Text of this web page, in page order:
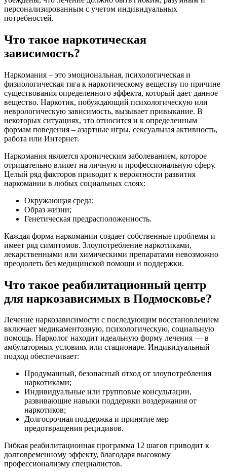
персонализированным с учетом индивидуальных
потребностей.
Что такое наркотическая
зависимость?
Наркомания – это эмоциональная, психологическая и
физиологическая тяга к наркотическому веществу по причине
существования определенного эффекта, который дает данное
вещество. Наркотик, побуждающий психологическую или
неврологическую зависимость, вызывает привыкание. В
некоторых ситуациях, это относится и к определенным
формам поведения – азартные игры, сексуальная активность,
работа или Интернет.
Наркомания является хроническим заболеванием, которое
отрицательно влияет на личную и профессиональную сферу.
Целый ряд факторов приводит к вероятности развития
наркомании в любых социальных слоях:
Окружающая среда;
Образ жизни;
Генетическая предрасположенность.
Каждая форма наркомании создает собственные проблемы и
имеет ряд симптомов. Злоупотребление наркотиками,
лекарственными или химическими препаратами невозможно
преодолеть без медицинской помощи и поддержки.
Что такое реабилитационный центр
для наркозависимых в Подмосковье?
Лечение наркозависимости с последующим восстановлением
включает медикаментозную, психологическую, социальную
помощь. Нарколог находит идеальную форму лечения — в
амбулаторных условиях или стационаре. Индивидуальный
подход обеспечивает:
Продуманный, безопасный отход от злоупотребления
наркотиками;
Индивидуальные или групповые консультации,
развивающие навыки поддержки воздержания от
наркотиков;
Долгосрочная поддержка и принятие мер
предотвращения рецидивов.
Гибкая реабилитационная программа 12 шагов приводит к
долговременному эффекту, благодаря высокому
профессионализму специалистов.